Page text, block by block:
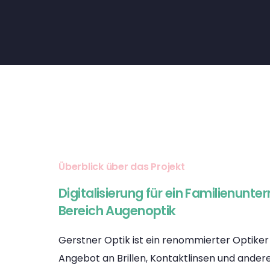
Überblick über das Projekt
Digitalisierung für ein
Bereich Augenoptik
Gerstner Optik ist ein renommierter
Angebot an Brillen, Kontaktlinsen und